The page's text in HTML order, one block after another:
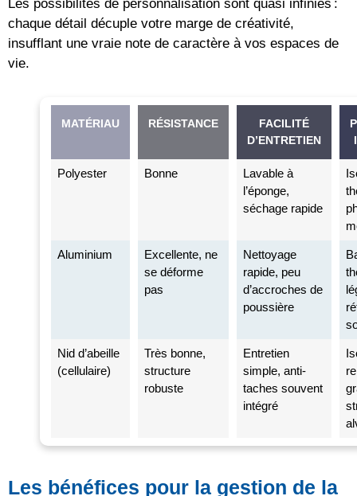
Les possibilités de personnalisation sont quasi infinies :
chaque détail décuple votre marge de créativité,
insufflant une vraie note de caractère à vos espaces de
vie.
MATÉRIAU RÉSISTANCE
FACILITÉ
D’ENTRETIEN
Polyester Bonne
Lavable à
l’éponge,
séchage rapide
Aluminium
Excellente, ne
se déforme
pas
Nettoyage
rapide, peu
d’accroches de
poussière
Nid d’abeille
(cellulaire)
Très bonne,
structure
robuste
Entretien
simple, anti-
taches souvent
intégré
Les bénéfices pour la gestion de la